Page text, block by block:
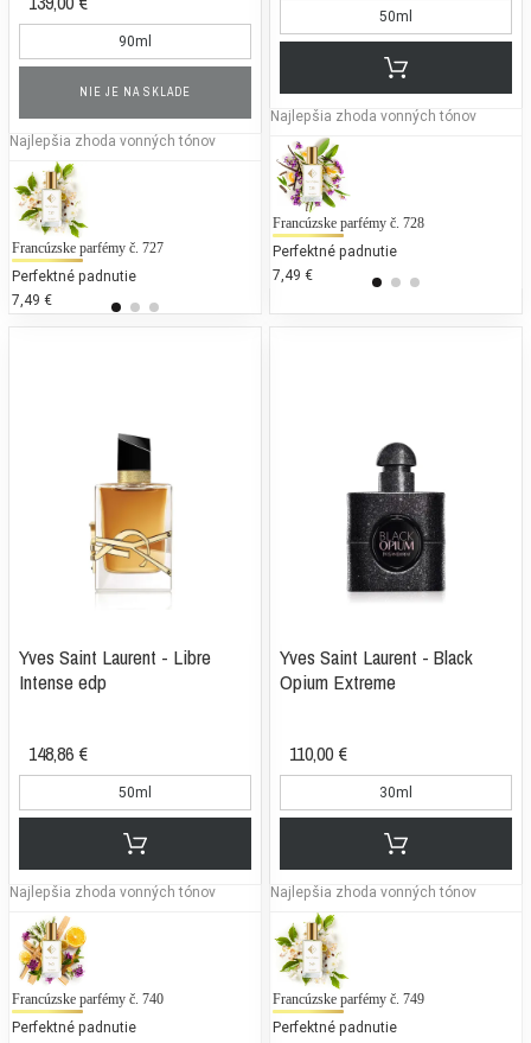
90ml
NIE JE NA SKLADE
Najlepšia zhoda vonných tónov
Francúzske parfémy č. 727
Perfektné padnutie
7,49 €
Gabriela Sabatini - Gabriela Sabatini
25 % bežných vonných tónov
50ml
Najlepšia zhoda vonných tónov
Francúzske parfémy č. 728
Perfektné padnutie
7,49 €
Yves Saint Laurent - Libre
Intense edp
148,86 €
50ml
Najlepšia zhoda vonných tónov
Francúzske parfémy č. 740
Perfektné padnutie
Gabriela Sabatini - Gabriela Sabatini
50 % bežných vonných tónov
Yves Saint Laurent - Black
Opium Extreme
110,00 €
30ml
Najlepšia zhoda vonných tónov
Francúzske parfémy č. 749
Perfektné padnutie